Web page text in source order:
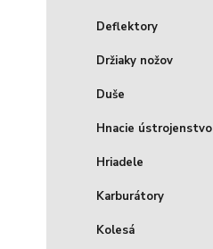
Deflektory
Držiaky nožov
Duše
Hnacie ústrojenstvo
Hriadele
Karburátory
Kolesá